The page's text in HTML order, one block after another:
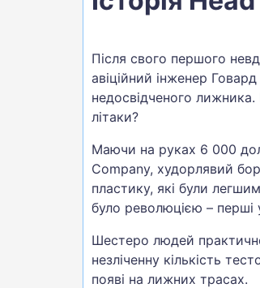
Після свого першого
авіційний інженер
недосвідченого
літаки?
Маючи на руках 6 000
Company, худорлявий
пластику, які були
було революцією – перші
Шестеро людей
незліченну кількість
появі на лижних трасах.